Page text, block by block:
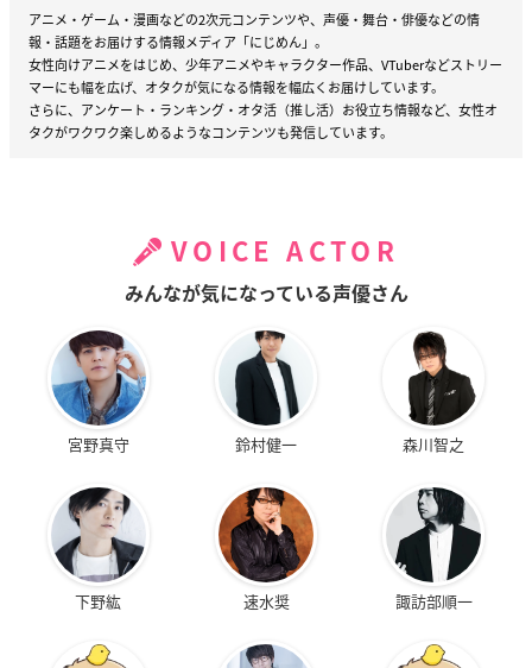
アニメ・ゲーム・漫画などの2次元コンテンツや、声優・舞台・俳優などの情
報・話題をお届けする情報メディア「にじめん」。
女性向けアニメをはじめ、少年アニメやキャラクター作品、VTuberなどストリー
マーにも幅を広げ、オタクが気になる情報を幅広くお届けしています。
さらに、アンケート・ランキング・オタ活（推し活）お役立ち情報など、女性オ
タクがワクワク楽しめるようなコンテンツも発信しています。
VOICE ACTOR
みんなが気になっている声優さん
宮野真守 鈴村健一 森川智之
下野紘 速水奨 諏訪部順一